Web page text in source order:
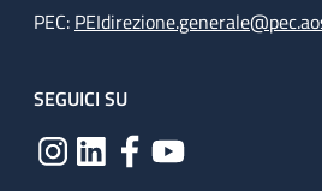
PEC:
SEGUICI SU